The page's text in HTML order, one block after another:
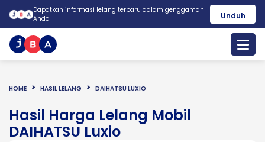
Dapatkan informasi lelang terbaru dalam genggaman
Anda
Unduh
HOME HASIL LELANG DAIHATSU LUXIO
Hasil Harga Lelang Mobil
DAIHATSU Luxio